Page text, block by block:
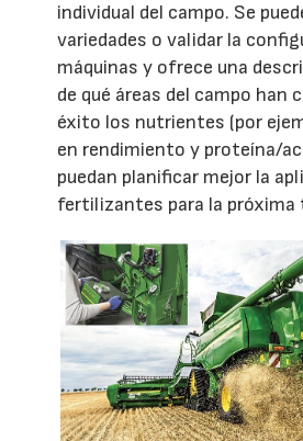
individual del campo. Se
variedades o validar la
máquinas y ofrece una
de qué áreas del campo han
éxito los nutrientes (por
en rendimiento y proteína/
puedan planificar mejor la
fertilizantes para la próxima